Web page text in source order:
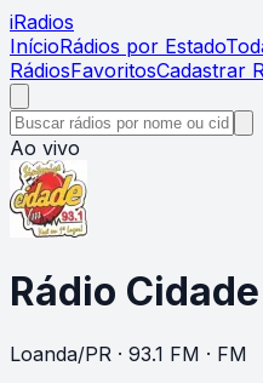
iRadios
InícioRádios por Estado
RádiosFavoritosCadastrar
Ao vivo
Rádio
Loanda/PR · 93.1 FM · FM